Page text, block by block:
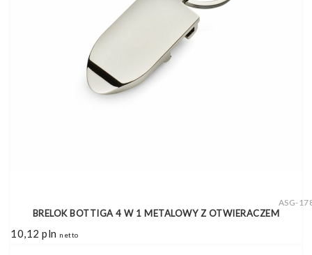
ASG-
BRELOK BOTTIGA 4 W 1 METALOWY Z OTWIERACZEM
10,12 pln netto